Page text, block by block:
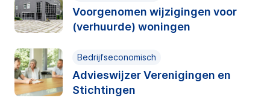
Voorgenomen wijzigingen voor
(verhuurde) woningen
Bedrijfseconomisch
Advieswijzer Verenigingen en
Stichtingen